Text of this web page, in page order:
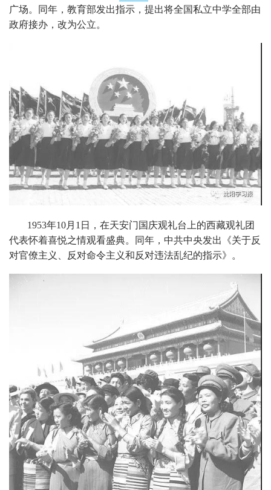
广场。同年，教育部发出指示，提出将全国私立中学全部由
政府接办，改为公立。
1953年10月1日，在天安门国庆观礼台上的西藏观礼团
代表怀着喜悦之情观看盛典。同年，中共中央发出《关于反
对官僚主义、反对命令主义和反对违法乱纪的指示》。